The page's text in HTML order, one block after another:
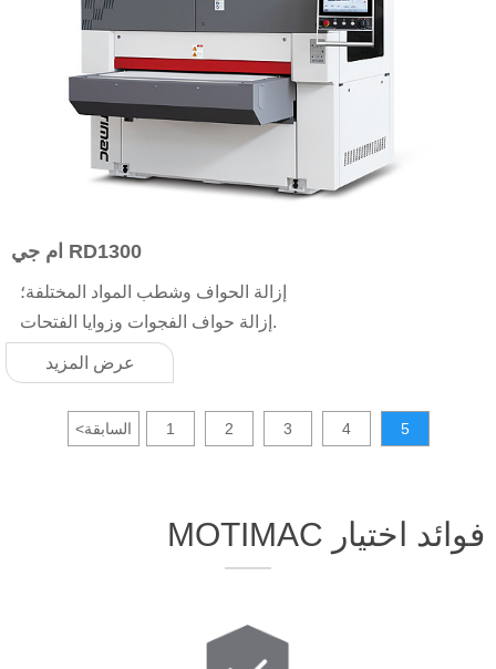
ام جي RD1300
إزالة الحواف وشطب المواد المختلفة؛
إزالة حواف الفجوات وزوايا الفتحات.
عرض المزيد
<السابقة 1 2 3 4 5
فوائد اختيار MOTIMAC